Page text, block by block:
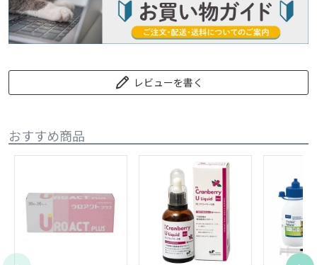
レビューを書く
おすすめ商品